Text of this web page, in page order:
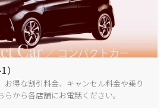
お得な割引料金、キャンセル料金や乗り
から各店舗にお電話ください。